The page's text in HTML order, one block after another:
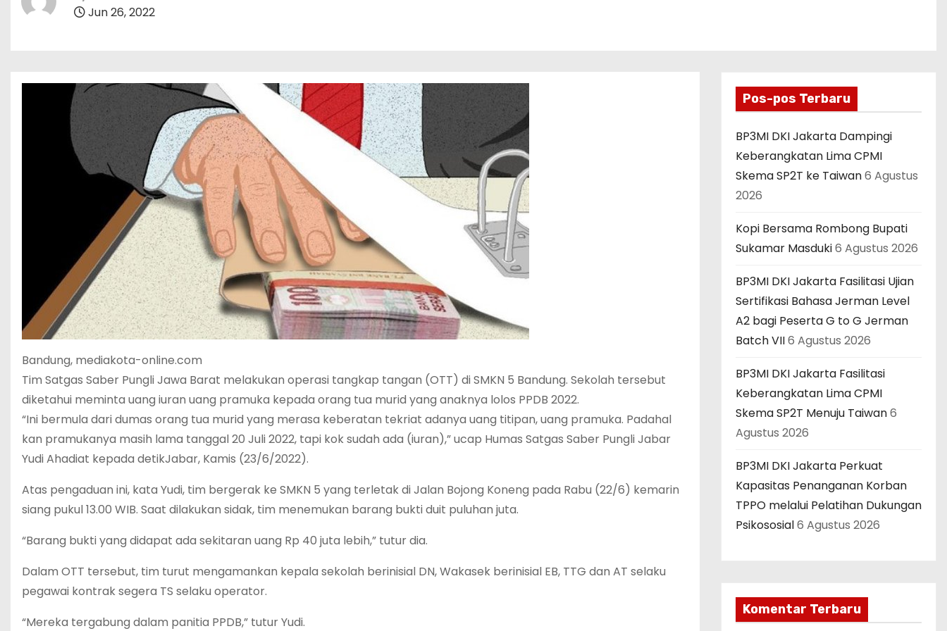
Jun 26, 2022
Bandung, mediakota-online.com
Tim Satgas Saber Pungli Jawa Barat melakukan operasi tangkap tangan (OTT) di SMKN 5 Bandung. Sekolah tersebut
diketahui meminta uang iuran uang pramuka kepada orang tua murid yang anaknya lolos PPDB 2022.
“Ini bermula dari dumas orang tua murid yang merasa keberatan tekriat adanya uang titipan, uang pramuka. Padahal
kan pramukanya masih lama tanggal 20 Juli 2022, tapi kok sudah ada (iuran),” ucap Humas Satgas Saber Pungli Jabar
Yudi Ahadiat kepada detikJabar, Kamis (23/6/2022).
Atas pengaduan ini, kata Yudi, tim bergerak ke SMKN 5 yang terletak di Jalan Bojong Koneng pada Rabu (22/6) kemarin
siang pukul 13.00 WIB. Saat dilakukan sidak, tim menemukan barang bukti duit puluhan juta.
“Barang bukti yang didapat ada sekitaran uang Rp 40 juta lebih,” tutur dia.
Dalam OTT tersebut, tim turut mengamankan kepala sekolah berinisial DN, Wakasek berinisial EB, TTG dan AT selaku
pegawai kontrak segera TS selaku operator.
“Mereka tergabung dalam panitia PPDB,” tutur Yudi.
Pos-pos Terbaru
BP3MI DKI Jakarta Dampingi
Keberangkatan Lima CPMI
Skema SP2T ke Taiwan6 Agustus
2026
Kopi Bersama Rombong Bupati
Sukamar Masduki6 Agustus 2026
BP3MI DKI Jakarta Fasilitasi Ujian
Sertifikasi Bahasa Jerman Level
A2 bagi Peserta G to G Jerman
Batch VII6 Agustus 2026
BP3MI DKI Jakarta Fasilitasi
Keberangkatan Lima CPMI
Skema SP2T Menuju Taiwan6
Agustus 2026
BP3MI DKI Jakarta Perkuat
Kapasitas Penanganan Korban
TPPO melalui Pelatihan Dukungan
Psikososial6 Agustus 2026
Komentar Terbaru